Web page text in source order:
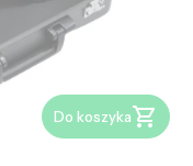
Do koszyka